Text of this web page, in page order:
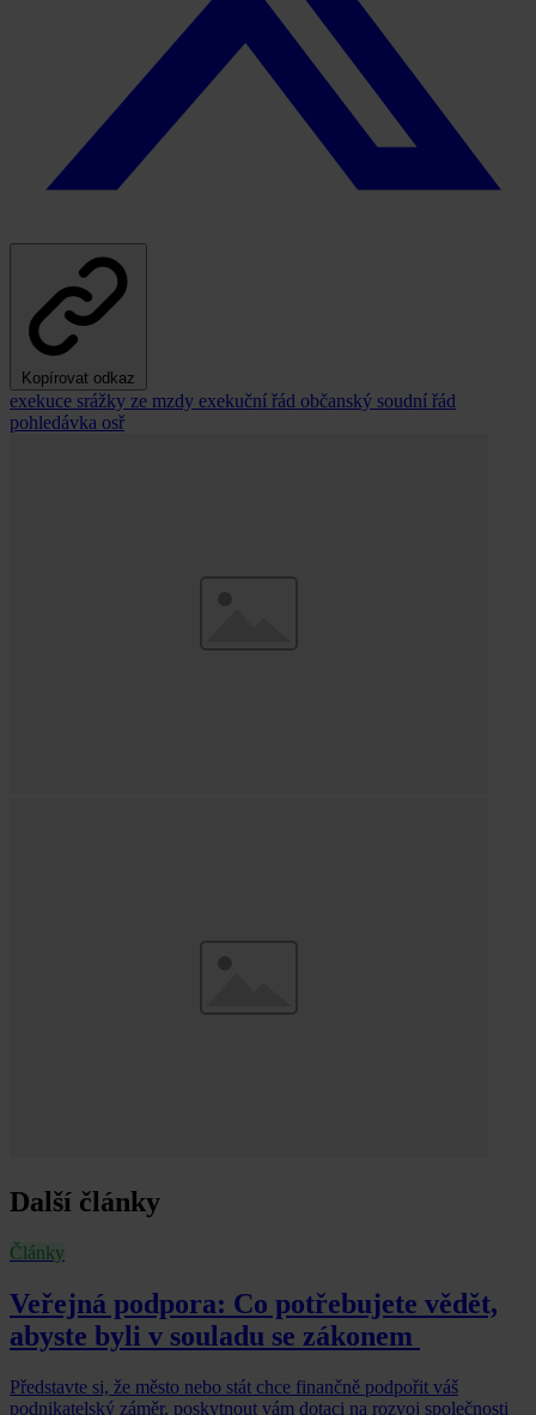
Kopírovat odkaz
exekuce srážky ze mzdy exekuční řád občanský soudní řád
pohledávka osř
Další články
Články
Veřejná podpora: Co potřebujete vědět,
abyste byli v souladu se zákonem
Představte si, že město nebo stát chce finančně podpořit váš
podnikatelský záměr, poskytnout vám dotaci na rozvoj společnosti